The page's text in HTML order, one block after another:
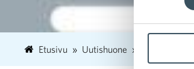
Etusivu Uutishuone